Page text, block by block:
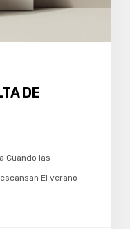
DE
Cuando las
El verano